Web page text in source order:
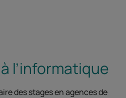
l’informatique
des stages en agences de